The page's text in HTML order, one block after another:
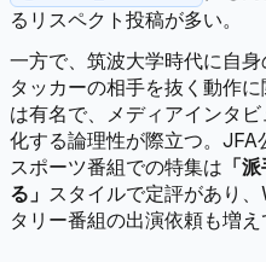
るリスペクト投稿が多い。
一方で、筑波大学時代に自
タッカーの相手を抜く動作
は有名で、メディアインタ
化する論理性が際立つ。
スポーツ番組での特集は 「
る」 スタイルで定評があり
タリー番組の出演依頼も増え